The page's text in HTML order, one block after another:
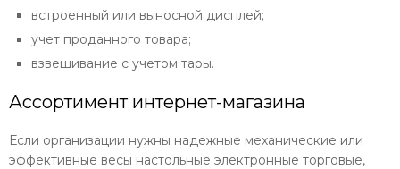
встроенный или выносной дисплей;
учет проданного товара;
взвешивание с учетом тары.
Ассортимент интернет-магазина
Если организации нужны надежные механические или
эффективные весы настольные электронные торговые,